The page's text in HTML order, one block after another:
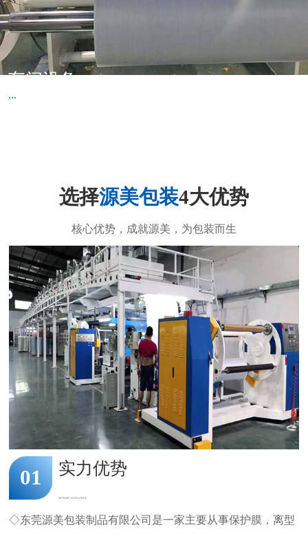
车间设备
...
选择源美包装4大优势
核心优势，成就源美，为包装而生
01 实力优势
SPOWER ADVANTAGE
◇东莞源美包装制品有限公司是一家主要从事保护膜，离型